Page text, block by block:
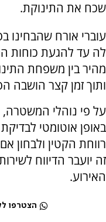
שכח את התינוקת.
עוברי אורח שהבחינו
לה עד להגעת כוחות
מהיר בין משפחת
ותוך זמן קצר הושבה
על פי נוהלי המשטרה,
באופן אוטומטי
רווחת הקטין
זה יועבר הדיווח
האירוע.
הצטרפו